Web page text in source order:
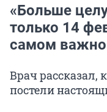
«Больше
только 14
самом
Врач рассказал,
постели